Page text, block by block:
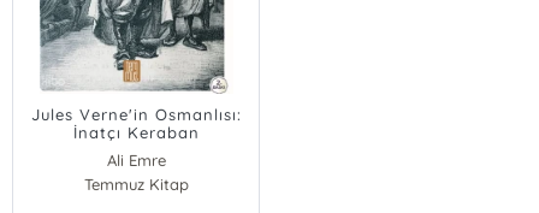
Jules Verne'in Osmanlısı:
İnatçı Keraban
Ali Emre
Temmuz Kitap